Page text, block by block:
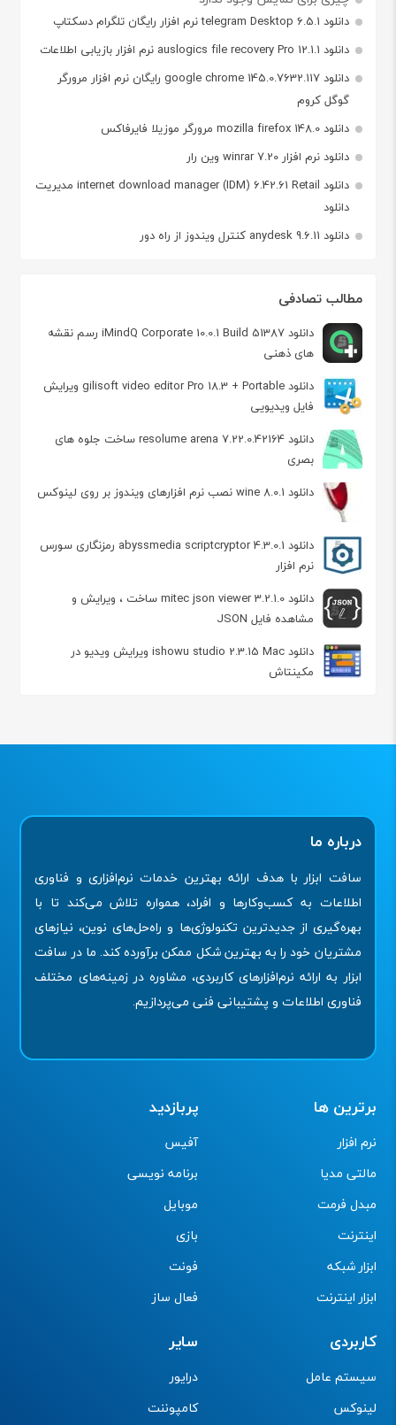
دانلود telegram Desktop 6.5.1 نرم افزار رایگان تلگرام دسکتاپ
دانلود auslogics file recovery Pro 12.1.1 نرم افزار بازیابی اطلاعات
دانلود google chrome 145.0.7632.117 رایگان نرم افزار مرورگر
گوگل کروم
دانلود mozilla firefox 148.0 مرورگر موزیلا فایرفاکس
دانلود نرم افزار winrar 7.20 وین رار
دانلود internet download manager (IDM) 6.42.61 Retail مدیریت
دانلود
دانلود anydesk 9.6.11 کنترل ویندوز از راه دور
مطالب تصادفی
دانلود iMindQ Corporate 10.0.1 Build 51387 رسم نقشه
های ذهنی
دانلود gilisoft video editor Pro 18.3 + Portable ویرایش
فایل ویدیویی
دانلود resolume arena 7.22.0.42164 ساخت جلوه های
بصری
دانلود wine 8.0.1 نصب نرم افزارهای ویندوز بر روی لینوکس
دانلود abyssmedia scriptcryptor 4.3.0.1 رمزنگاری سورس
نرم افزار
دانلود mitec json viewer 3.2.1.0 ساخت ، ویرایش و
مشاهده فایل JSON
دانلود ishowu studio 2.3.15 Mac ویرایش ویدیو در
مکینتاش
درباره ما
سافت ابزار با هدف ارائه بهترین خدمات نرم‌افزاری و فناوری
اطلاعات به کسب‌وکارها و افراد، همواره تلاش می‌کند تا با
بهره‌گیری از جدیدترین تکنولوژی‌ها و راه‌حل‌های نوین، نیازهای
مشتریان خود را به بهترین شکل ممکن برآورده کند. ما در سافت
ابزار به ارائه نرم‌افزارهای کاربردی، مشاوره در زمینه‌های مختلف
فناوری اطلاعات و پشتیبانی فنی می‌پردازیم.
برترین ها
نرم افزار
مالتی مدیا
مبدل فرمت
اینترنت
ابزار شبکه
ابزار اینترنت
پربازدید
آفیس
برنامه نویسی
موبایل
بازی
فونت
فعال ساز
کاربردی
سیستم عامل
لینوکس
سایر
درایور
کامپوننت